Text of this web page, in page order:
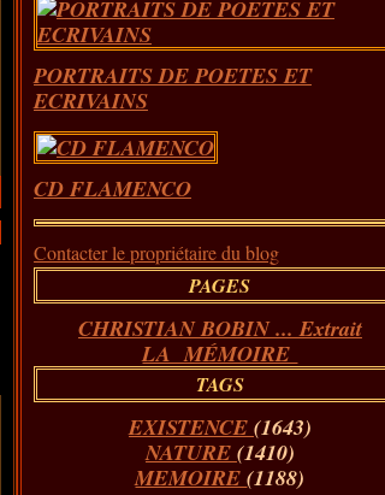
PORTRAITS DE POETES ET
ECRIVAINS
CD FLAMENCO
Contacter le propriétaire du blog
PAGES
CHRISTIAN BOBIN ... Extrait
LA MÉMOIRE
TAGS
EXISTENCE (1643)
NATURE (1410)
MEMOIRE(1188)